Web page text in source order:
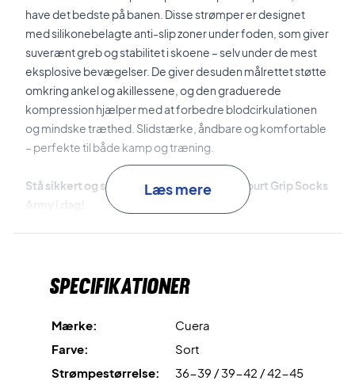
have det bedste på banen. Disse strømper er designet
med silikonebelagte anti-slip zoner under foden, som giver
suverænt greb og stabilitet i skoene – selv under de mest
eksplosive bevægelser. De giver desuden målrettet støtte
omkring ankel og akillessene, og den graduerede
kompression hjælper med at forbedre blodcirkulationen
og mindske træthed. Slidstærke, åndbare og komfortable
– perfekte til både kamp og træning.
Stå sikkert og spil stærkt – køb Cuera Oncourt Grip Socks
Læs mere
Specifikationer
Mærke:
Cuera
Farve:
Sort
Strømpestørrelse:
36-39 / 39-42 / 42-45